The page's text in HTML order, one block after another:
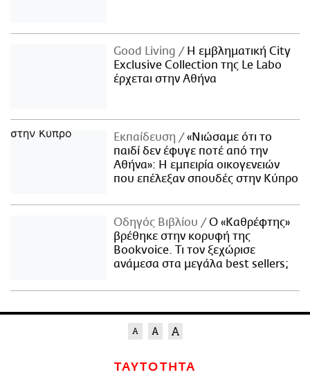
Good Living
Η εμβληματική City
Exclusive Collection της Le Labo
έρχεται στην Αθήνα
Εκπαίδευση
«Νιώσαμε ότι το
παιδί δεν έφυγε ποτέ από την
Αθήνα»: Η εμπειρία οικογενειών
που επέλεξαν σπουδές στην Κύπρο
Οδηγός Βιβλίου
Ο «Καθρέφτης»
βρέθηκε στην κορυφή της
Bookvoice. Τι τον ξεχώρισε
ανάμεσα στα μεγάλα best sellers;
ΤΑΥΤΟΤΗΤΑ